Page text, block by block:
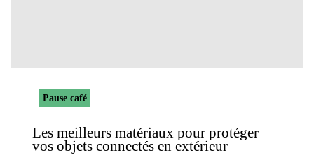
Pause café
Les meilleurs matériaux pour protéger
vos objets connectés en extérieur